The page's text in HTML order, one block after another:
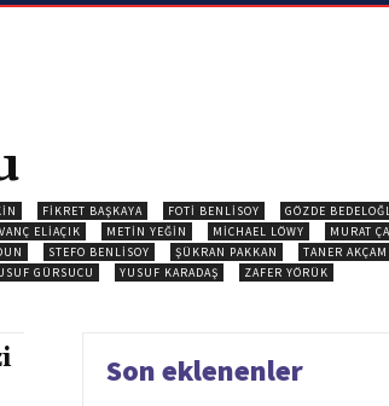
FIKRET BAŞKAYA FOTI BENLISOY
GÖZDE
ELIAÇIK METIN YEĞIN MICHAEL LÖWY
MURAT
STEFO BENLISOY ŞÜKRAN PAKKAN
TANER AKÇAM
GÜRSUCU YUSUF KARADAŞ ZAFER YÖRÜK
Son eklenenler